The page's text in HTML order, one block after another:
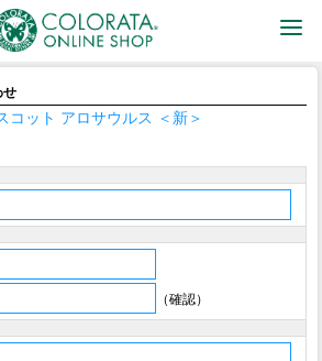
せ
コット アロサウルス ＜新＞
（確認）